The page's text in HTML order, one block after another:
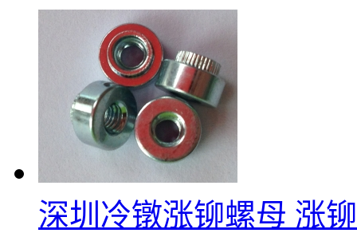
深圳冷镦涨铆螺母 涨